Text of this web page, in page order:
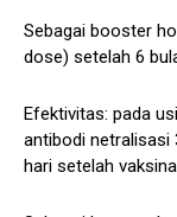
Sebagai booster
dose) setelah 6
Efektivitas: pada
antibodi netralisasi
hari setelah